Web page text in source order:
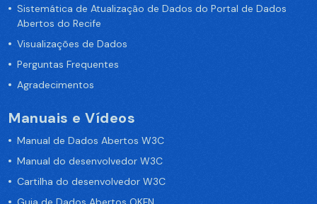
Sistemática de Atualização de Dados do Portal de Dados
Abertos do Recife
Visualizações de Dados
Perguntas Frequentes
Agradecimentos
Manuais e Vídeos
Manual de Dados Abertos W3C
Manual do desenvolvedor W3C
Cartilha do desenvolvedor W3C